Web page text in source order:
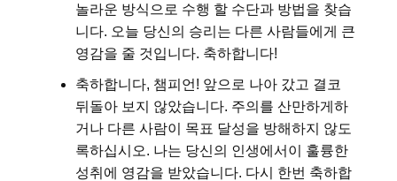
놀라운 방식으로 수행 할 수단과 방법을 찾습
니다. 오늘 당신의 승리는 다른 사람들에게 큰
영감을 줄 것입니다. 축하합니다!
축하합니다, 챔피언! 앞으로 나아 갔고 결코
뒤돌아 보지 않았습니다. 주의를 산만하게하
거나 다른 사람이 목표 달성을 방해하지 않도
록하십시오. 나는 당신의 인생에서이 훌륭한
성취에 영감을 받았습니다. 다시 한번 축하합